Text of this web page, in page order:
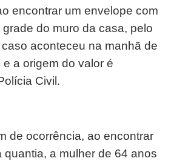
encontrar um envelope com
do muro da casa, pelo
aconteceu na manhã de
a origem do valor é
Civil.
de ocorrência, ao encontrar
quantia, a mulher de 64 anos